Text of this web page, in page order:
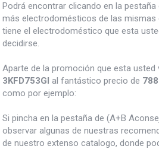
Podrá encontrar clicando en la
más electrodomésticos de las mismas
tiene el electrodoméstico que esta
decidirse.
Aparte de la promoción que esta usted
3KFD753GI al fantástico precio de
como por ejemplo:
Si pincha en la pestaña de (A+B
observar algunas de nuestras
de nuestro extenso catalogo, donde